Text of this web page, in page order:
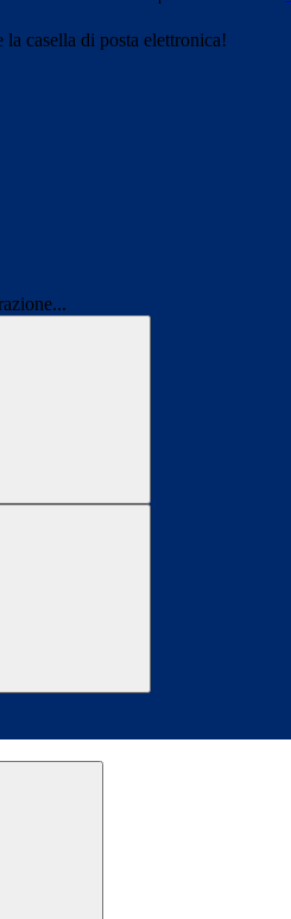
casella di posta elettronica!